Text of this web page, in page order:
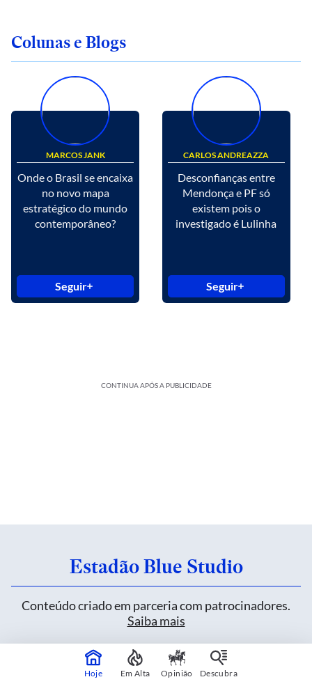
Colunas e Blogs
MARCOS JANK
Onde o Brasil se encaixa
no novo mapa
estratégico do mundo
contemporâneo?
Seguir
CARLOS ANDREAZZA
Desconfianças entre
Mendonça e PF só
existem pois o
investigado é Lulinha
Seguir
CONTINUA APÓS A PUBLICIDADE
Estadão Blue Studio
Conteúdo criado em parceria com patrocinadores.
Saiba mais
Heineken inova sem alterar uma fórmula de
Hoje Em Alta Opinião Descubra